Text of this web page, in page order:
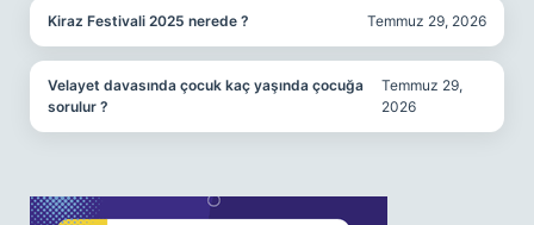
Kiraz Festivali 2025 nerede ? Temmuz 29, 2026
Velayet davasında çocuk kaç yaşında çocuğa
sorulur ?
Temmuz 29,
2026